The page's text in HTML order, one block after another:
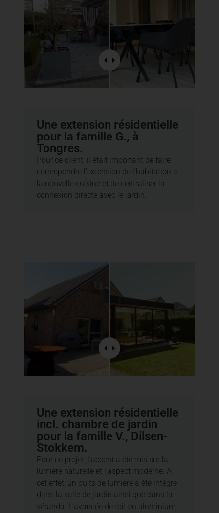
Une extension résidentielle
pour la famille G., à
Tongres.
Pour ce client, il était important de faire
correspondre l’extension de l’habitation à
la nouvelle cuisine et de centraliser la
connexion directe avec le jardin.
Une extension résidentielle
incl. chambre de jardin
pour la famille V., Dilsen-
Stokkem.
Pour ce projet, l’accent a été mis sur la
lumière naturelle et l’aspect moderne. A
cet effet, un puits de lumière a été intégré
dans la salle de jardin ainsi que dans la
véranda. L’avancée de toit en aluminium,